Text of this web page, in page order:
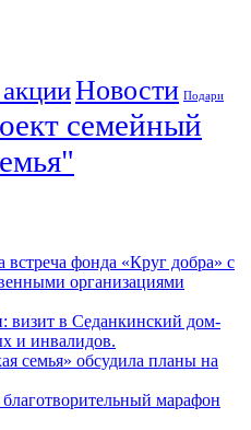
Новости Подари
семейный
фонда «Круг добра» с
организациями
визит в Седанкинский дом-
и инвалидов.
семья» обсудила планы на
благотворительный марафон